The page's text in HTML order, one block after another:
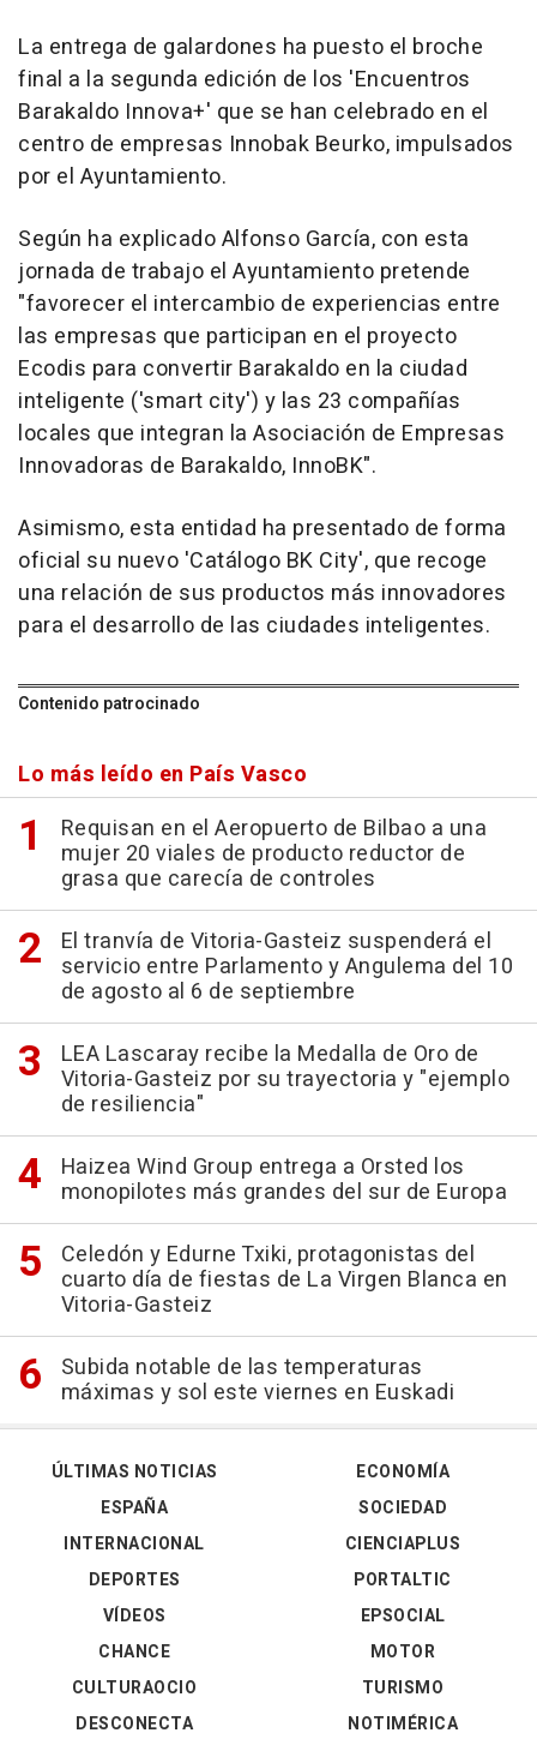
La entrega de galardones ha puesto el broche
final a la segunda edición de los 'Encuentros
Barakaldo Innova+' que se han celebrado en el
centro de empresas Innobak Beurko, impulsados
por el Ayuntamiento.
Según ha explicado Alfonso García, con esta
jornada de trabajo el Ayuntamiento pretende
"favorecer el intercambio de experiencias entre
las empresas que participan en el proyecto
Ecodis para convertir Barakaldo en la ciudad
inteligente ('smart city') y las 23 compañías
locales que integran la Asociación de Empresas
Innovadoras de Barakaldo, InnoBK".
Asimismo, esta entidad ha presentado de forma
oficial su nuevo 'Catálogo BK City', que recoge
una relación de sus productos más innovadores
para el desarrollo de las ciudades inteligentes.
Contenido patrocinado
Lo más leído en País Vasco
Requisan en el Aeropuerto de Bilbao a una
mujer 20 viales de producto reductor de
grasa que carecía de controles
El tranvía de Vitoria-Gasteiz suspenderá el
servicio entre Parlamento y Angulema del 10
de agosto al 6 de septiembre
LEA Lascaray recibe la Medalla de Oro de
Vitoria-Gasteiz por su trayectoria y "ejemplo
de resiliencia"
Haizea Wind Group entrega a Orsted los
monopilotes más grandes del sur de Europa
Celedón y Edurne Txiki, protagonistas del
cuarto día de fiestas de La Virgen Blanca en
Vitoria-Gasteiz
Subida notable de las temperaturas
máximas y sol este viernes en Euskadi
ÚLTIMAS NOTICIAS
ESPAÑA
INTERNACIONAL
DEPORTES
VÍDEOS
ECONOMÍA
SOCIEDAD
CIENCIAPLUS
PORTALTIC
EPSOCIAL
CHANCE
CULTURAOCIO
DESCONECTA
MOTOR
TURISMO
NOTIMÉRICA